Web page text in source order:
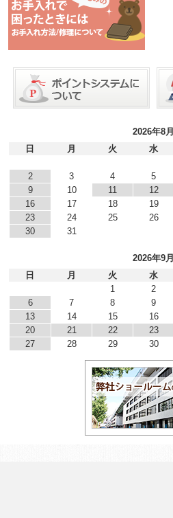
2026年8月
日
月 火 水
2
3 4 5
9
10 11 12
16
17 18 19
23
24 25 26
30
31
2026年9月
日
月 火 水
1
2
6
7 8 9
13
14 15 16
20
21 22 23
27
28 29 30